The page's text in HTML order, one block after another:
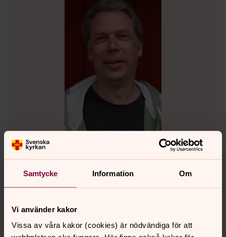
Samtycke Information Om
Vi använder kakor
Vissa av våra kakor (cookies) är nödvändiga för att
Kjell-Ove Karlsson
Maria kyrka, Inköp och transport
Direkt:08-580 218 11